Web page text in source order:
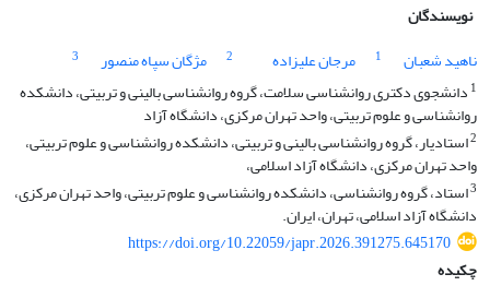
نویسندگان
ناهید شعبان
1 مرجان علیزاده 2 مژگان سپاه منصور
3
1 دانشجوی دکتری روانشناسی سلامت، گروه روانشناسی بالینی و تربیتی، دانشکده
روانشناسی و علوم تربیتی، واحد تهران مرکزی، دانشگاه آزاد
2استادیار، گروه روانشناسی بالینی و تربیتی، دانشکده روانشناسی و علوم تربیتی،
واحد تهران مرکزی، دانشگاه آزاد اسلامی،
3استاد، گروه روانشناسی، دانشکده روانشناسی و علوم تربیتی، واحد تهران مرکزی،
دانشگاه آزاد اسلامی، تهران، ایران.
https://doi.org/10.22059/japr.2026.391275.645170
چکیده